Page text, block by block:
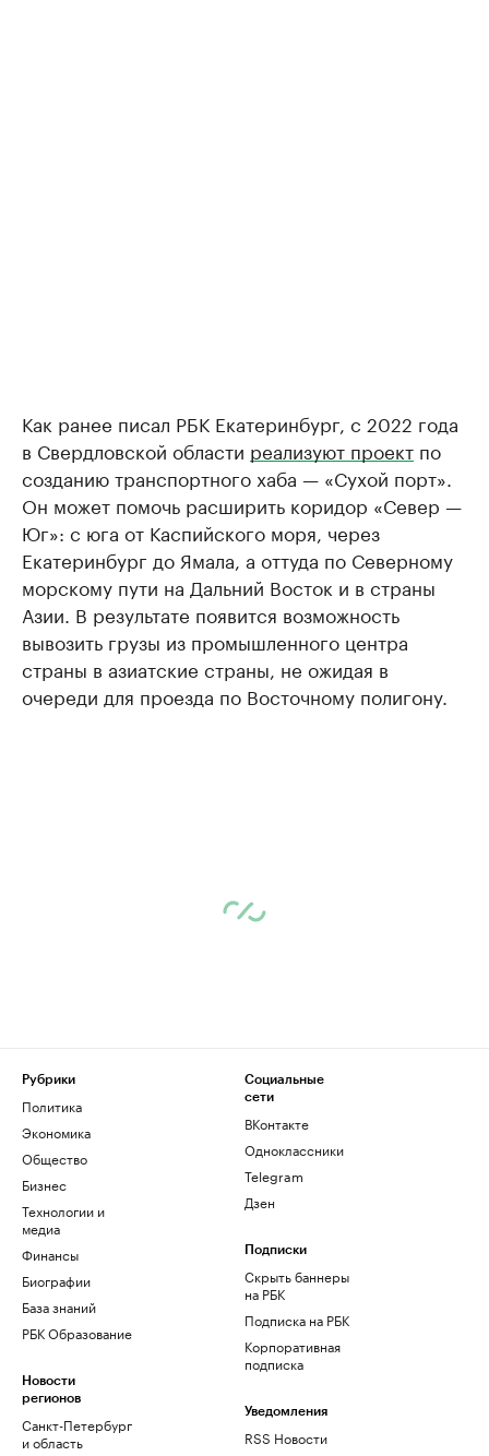
Как ранее писал РБК Екатеринбург, с 2022 года
в Свердловской области реализуют проект по
созданию транспортного хаба — «Сухой порт».
Он может помочь расширить коридор «Север —
Юг»: с юга от Каспийского моря, через
Екатеринбург до Ямала, а оттуда по Северному
морскому пути на Дальний Восток и в страны
Азии. В результате появится возможность
вывозить грузы из промышленного центра
страны в азиатские страны, не ожидая в
очереди для проезда по Восточному полигону.
Рубрики
Политика
Экономика
Общество
Бизнес
Технологии и
медиа
Финансы
Биографии
База знаний
РБК Образование
Новости
регионов
Санкт-Петербург
и область
Социальные
сети
ВКонтакте
Одноклассники
Telegram
Дзен
Подписки
Скрыть баннеры
на РБК
Подписка на РБК
Корпоративная
подписка
Уведомления
RSS Новости